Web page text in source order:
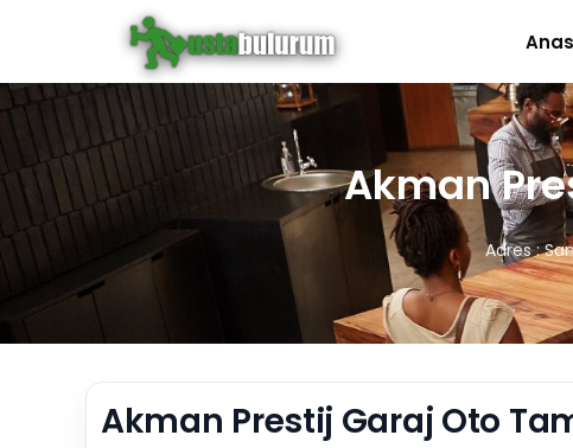
Akman
Adres :
Akman Prestij Garaj Oto